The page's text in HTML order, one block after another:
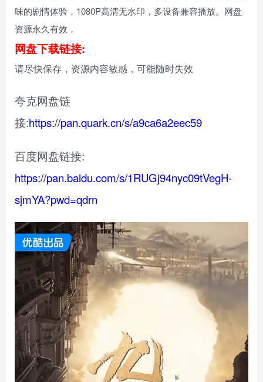
味的剧情体验，1080P高清无水印，多设备兼容播放。网盘
资源永久有效，
网盘下载链接:
请尽快保存，资源内容敏感，可能随时失效
夸克网盘链
接:https://pan.quark.cn/s/a9ca6a2eec59
百度网盘链接:
https://pan.baidu.com/s/1RUGj94nyc09tVegH-
sjmYA?pwd=qdrn